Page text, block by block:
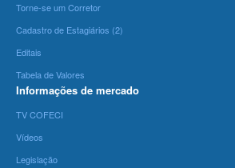
Torne-se um Corretor
Cadastro de Estagiários (2)
Editais
Tabela de Valores
Informações de mercado
TV COFECI
Vídeos
Legislação